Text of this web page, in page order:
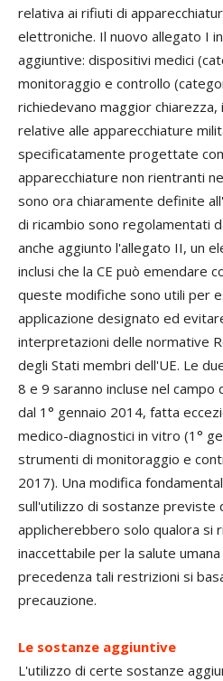
relativa ai rifiuti di
elettroniche. Il nuovo allegato I
aggiuntive: dispositivi medici
monitoraggio e controllo
richiedevano maggior
relative alle apparecchiature
specificatamente progettate
apparecchiature non rientranti
sono ora chiaramente definite
di ricambio sono regolamentati
anche aggiunto l'allegato II, un
inclusi che la CE può emendare
queste modifiche sono utili per
applicazione designato ed
interpretazioni delle normative
degli Stati membri dell'UE. Le
8 e 9 saranno incluse nel campo
dal 1° gennaio 2014, fatta
medico-diagnostici in vitro (1°
strumenti di monitoraggio e
2017). Una modifica
sull'utilizzo di sostanze previste
applicherebbero solo qualora si
inaccettabile per la salute
precedenza tali restrizioni si
precauzione.
Le sostanze aggiuntive
L'utilizzo di certe sostanze